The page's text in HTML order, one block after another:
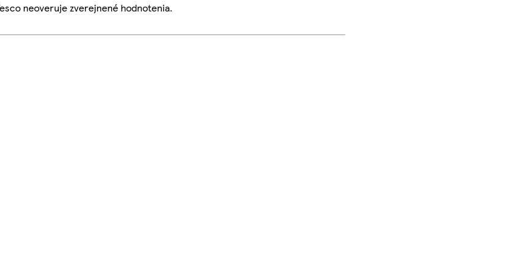
neoveruje zverejnené hodnotenia.